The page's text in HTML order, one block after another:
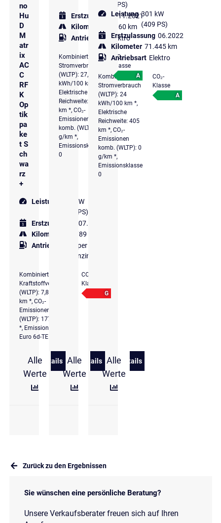
no
Hu
D
M
atr
ix
AC
C
RF
K
Op
tik
pa
ke
t S
ch
wa
rz
+
Leistung
228 kW
(310 PS)
Erstzulassung
07.2022
Kilometer
43.789 km
Antriebsart
Super
Benzin
Kombinierter
Kraftstoffverbrauch
(WLTP): 7,8 l/100
km *, CO₂-
Emissionen komb.
(WLTP): 177 g/km
*, Emissionsklasse
Euro 6d-TEMP
CO₂-
Klasse
G
Alle
Werte
Details
zu Audi S3 Lim. 2.0 TFSI quattro Pano HuD Matrix
(503 PS)
Erstzulassung 11.2021
Kilometer
41.160 km
Antriebsart
Elektro
Kombinierter
Stromverbrauch
(WLTP): 27,7
kWh/100 km *,
Elektrische
Reichweite: 353
km *, CO₂-
Emissionen
komb. (WLTP): 0
g/km *,
Emissionsklasse
0
CO₂-
Klasse
A
Alle
Werte
Details
zu Audi Audi e-tron S quattro
Leistung 301 kW
(409 PS)
Erstzulassung 06.2022
Kilometer 71.445 km
Antriebsart Elektro
Kombinierter
Stromverbrauch
(WLTP): 24
kWh/100 km *,
Elektrische
Reichweite: 405
km *, CO₂-
Emissionen
komb. (WLTP): 0
g/km *,
Emissionsklasse
0
CO₂-
Klasse
A
Alle
Werte
Details
zu Audi Audi e-tron 55
Zurück zu den Ergebnissen
Sie wünschen eine persönliche Beratung?
Unsere Verkaufsberater freuen sich auf Ihren